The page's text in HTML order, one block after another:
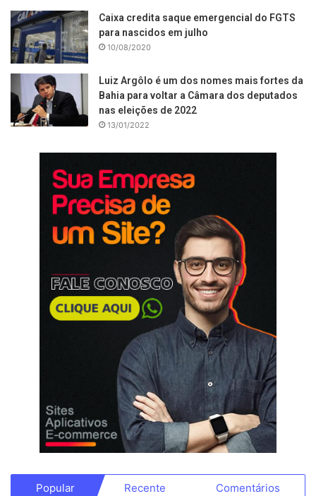
Caixa credita saque emergencial do FGTS
para nascidos em julho
10/08/2020
Luiz Argôlo é um dos nomes mais fortes da
Bahia para voltar a Câmara dos deputados
nas eleições de 2022
13/01/2022
Popular Recente Comentários